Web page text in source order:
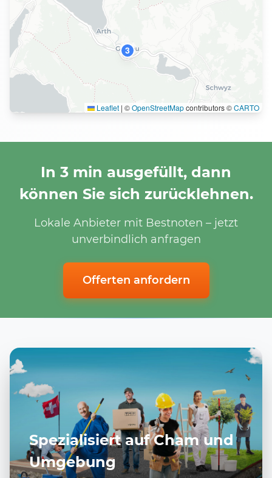
3
Leaflet | ©OpenStreetMapcontributors ©CARTO
In 3 min ausgefüllt, dann
können Sie sich zurücklehnen.
Lokale Anbieter mit Bestnoten – jetzt
unverbindlich anfragen
Offerten anfordern
Spezialisiert auf Cham und
Umgebung